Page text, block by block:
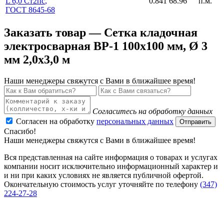
ГОСТ 8645-68
Заказать товар — Сетка кладочная
электросварная ВР-1 100x100 мм, Ø 3
мм 2,0x3,0 м
Наши менеджеры свяжутся с Вами в ближайшее время!
Согласитесь на обработку данных
Согласен на обработку персональных данных Отправить
Спасибо!
Наши менеджеры свяжутся с Вами в ближайшее время!
Вся представленная на сайте информация о товарах и услугах
компании носит исключительно информационный характер и
и ни при каких условиях не является публичной офертой.
Окончательную стоимость услуг уточняйте по телефону (347)
224-27-28